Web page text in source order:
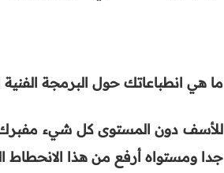
ما هي انطباعاتك حول البرمجة الفنية
للأسف دون المستوى كل شيء مفبرك
جدا ومستواه أرفع من هذا الانحطاط